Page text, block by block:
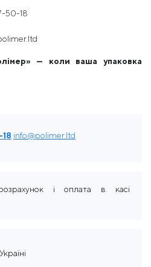
50-18
— коли ваша упаковка
info@polimer.ltd
розрахунок і оплата в касі